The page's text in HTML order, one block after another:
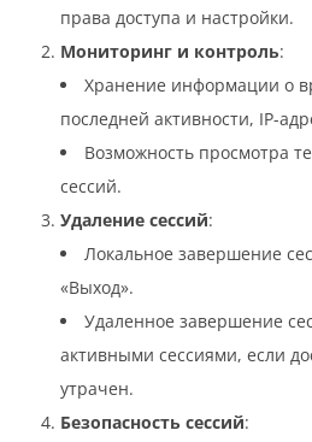
права доступа и настройки.
Мониторинг и контроль:
Хранение информации о
последней активности, IP-
Возможность просмотра
сессий.
Удаление сессий:
Локальное завершение
«Выход».
Удаленное завершение
активными сессиями, если
утрачен.
Безопасность сессий: